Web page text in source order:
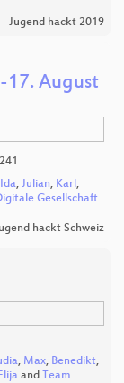
Jugend hackt 2019
17. August
241
, Julian, Karl ,
Gesellschaft
hackt Schweiz
, Max, Benedikt,
Elija and Team